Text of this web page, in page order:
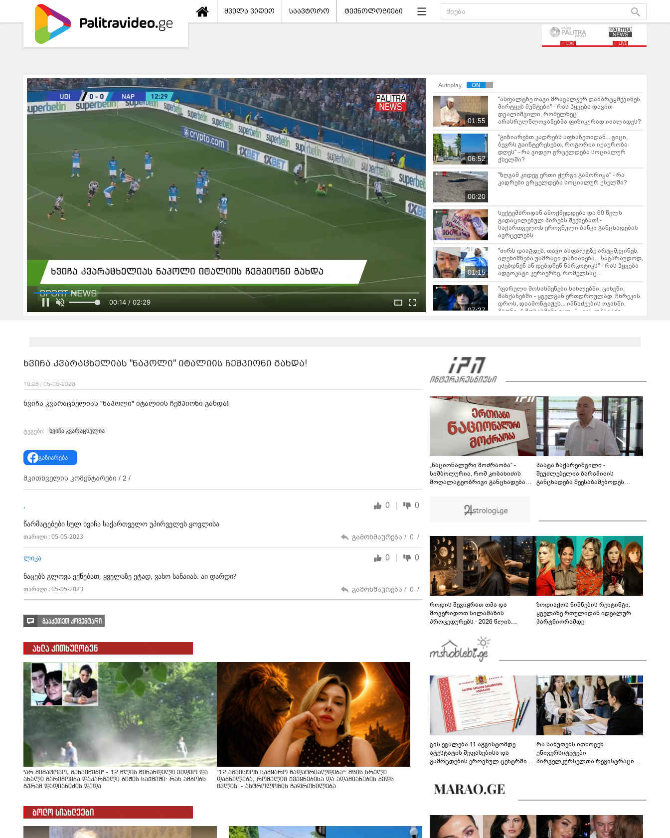
ყველა ვიდეო საავტორო ტექნოლოგიები
LIVE LIVE
00:14 / 02:29
Autoplay
01:55
"ასფალტზე თავი მრავალჯერ დამარტყმევინეს,
მირტყეს მუშტები" - რას ჰყვება დავით
დვალიშვილი, რომელზეც
არასრულწლოვანებმა ფიზიკურად იძალადეს?
06:52
"გიზიარებთ კადრებს აფხაზეთიდან... ვიცი,
ბევრს გაინტერესებთ, როგორია იქაურობა
დღეს" - რა ვიდეო ვრცელდება სოციალურ
ქსელში?
00:20
"ზღვამ კიდევ ერთი ჭურვი გამორიყა" - რა
კადრები ვრცელდება სოციალურ ქსელში?
სექტემბრიდან ამოქმედდება და 60 წელს
გადაცილებულ პირებს შეეხებათ! -
საქართველოს ეროვნული ბანკი განცხადებას
ავრცელებს
01:15
"ძირს დააგდეს, თავი ასფალტზე არტყმევინეს,
აღენიშნება უამრავი დაზიანება... სავარაუდოდ,
ეძებდნენ ან დებდნენ ნარკოტიკს" - რას ჰყვება
ადვოკატი კურიერზე, რომელსაც
არასრულწლოვანები ფიზიკურად
გაუსწორდნენ?
07:27
"ფარული მოსასმენები სახლებში, ციხეში,
მანქანებში - ყველგან ერთდროულად, ჩხრეკის
დროს, დაამონტაჟეს... იმნაძეების ოჯახში,
მგონი, 4 მოსასმენი იყო..." - ეკა კუპატაძე
ინფორმაციას ავრცელებს
"Soos! ამ წუთებში თავს დაესხნენ
არასრულწლოვანების და სავარაუდოდ არა
მარტო არასრულწლოვანების ჯგუფი" - რა
ინფორმაციას ავრცელებს ადვოკატი?
00:44
მარშის - „გვახსოვს გმირები, გვახსოვს მტერი” -
მონაწილეებმა გმირთა მემორიალთან
სანთლები დაანთეს და გმირების ხსოვნას
პატივი მიაგეს: კადრები ადგილიდან
ხვიჩა კვარაცხელიას "ნაპოლი" იტალიის ჩემპიონი გახდა!
10:28 / 05-05-2023
ხვიჩა კვარაცხელიას "ნაპოლი" იტალიის ჩემპიონი გახდა!
ტეგები: ხვიჩა კვარაცხელია
გაზიარება
მკითხველის კომენტარები / 2 /
, 0 0
წარმატებები სულ ხვიჩა საქართველო უპირველეს ყოვლისა
თარიღი : 05-05-2023 გამოხმაურება / 0 /
ლიკა 0 0
ნაცებს გლოვა ექნებათ, ყველაზე ეტად, ვახო სანაიას. აი დარდი?
თარიღი : 05-05-2023 გამოხმაურება / 0 /
გააკეთეთ კომენტარი
ახლა კითხულობენ
"არ მიმატოვო, გეხვეწები" - 12 წლის წინანდელი ვიდეო და
ახალი გარემოება დაკარგული ბიჭის საქმეში: რას ამბობს
გურამ დადიანიძის დედა
"12 აგვისტოს სამყარო გადატრიალდება": მზის სრული
დაბნელება, რომელიც ქვეყნებისა და ადამიანების ბედს
ცვლის! - ასტროლოგის გაფრთხილება
ბოლო სიახლეები
„ნაციონალური მოძრაობა“ -
სიმბოლურია, რომ კობახიძის
მოღალატეობრივი განცხადება
გმირების მემორიალზე გაკეთდა
პაატა ზაქარეიშვილი -
შეუძლებელია ბარამიძის
განცხადება შეესაბამებოდეს
როდის შევიჭრათ თმა და
მოვერიდოთ სილამაზის
პროცედურებს - 2026 წლის
გზამკვლევი
ზოდიაქოს ნიშნების რეიტინგი:
ყველაზე რთულიდან იდეალურ
პარტნიორამდე
ვის ევალება 11 აგვისტომდე
ატესტატის შეფასებისა და
გამოცდების ეროვნულ ცენტრში
რა საბუთებს ითხოვენ
უნივერსიტეტები
პირველკურსელთა რეგისტრაციის